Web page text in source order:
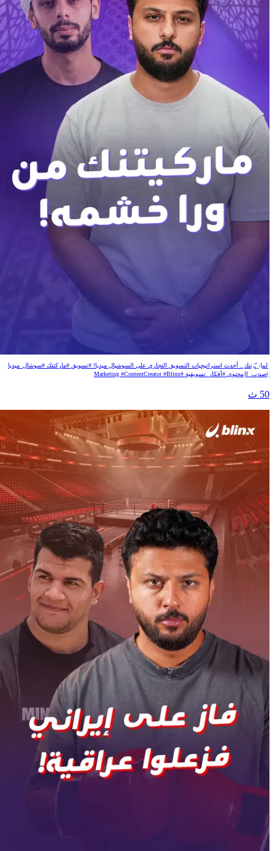
ماركيتنك من ورا خشمه!
الماركيتنك.. أحدث استراتيجيات التسويق التجاري على السوشيال ميديا! #تسويق #ماركتنك #سوشال_ميديا
#صناعة_المحتوى #أفكار_تسويقية #Marketing #ContentCreator #Blinx
50 ث